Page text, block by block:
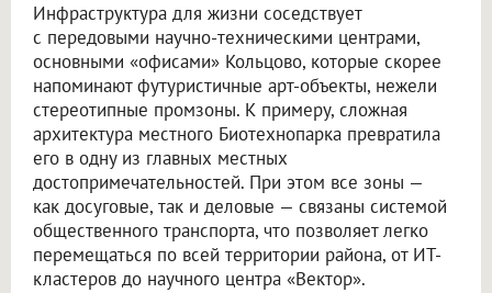
Инфраструктура для жизни соседствует
с передовыми научно-техническими центрами,
основными «офисами» Кольцово, которые скорее
напоминают футуристичные арт-объекты, нежели
стереотипные промзоны. К примеру, сложная
архитектура местного Биотехнопарка превратила
его в одну из главных местных
достопримечательностей. При этом все зоны —
как досуговые, так и деловые — связаны системой
общественного транспорта, что позволяет легко
перемещаться по всей территории района, от ИТ-
кластеров до научного центра «Вектор».